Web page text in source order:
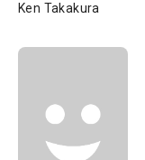
Ken Takakura